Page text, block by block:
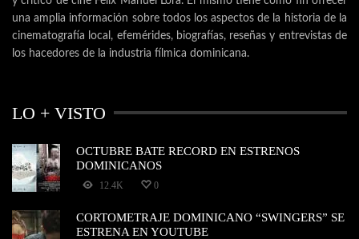
una amplia información sobre todos los aspectos de la historia de la
cinematografía local, efemérides, biografías, reseñas y entrevistas de
los hacedores de la industria fílmica dominicana.
LO + VISTO
OCTUBRE BATE RECORD EN ESTRENOS
DOMINICANOS
12.4K 0
CORTOMETRAJE DOMINICANO “SWINGERS” SE
ESTRENA EN YOUTUBE